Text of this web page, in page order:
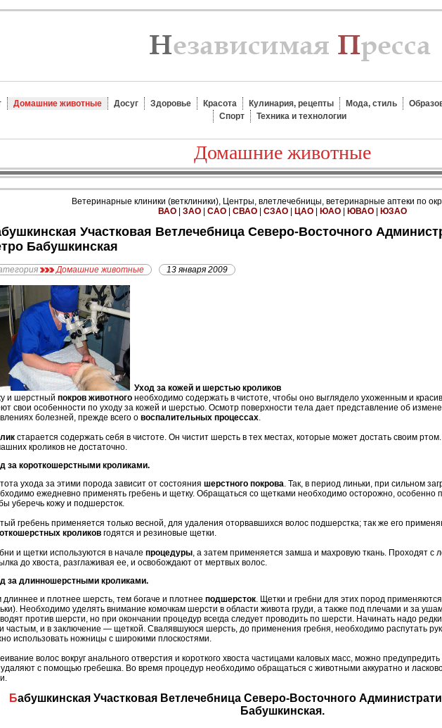
Домашние животные Досуг Здоровье Красота Кулинария, рецепты Мода, стиль
Спорт
Техника и технологии
Домашние животные
Ветеринарные клиники (ветклиники), Центры, влетлечебницы, ветеринарные аптеки по
ВАО
ЗАО САО СВАО СЗАО ЦАО ЮАО ЮВАО ЮЗАО
Бабушкинская
Домашние животные 13 января 2009
Уход за кожей и шерстью кроликов
и шерстный покров животного необходимо содержать в чистоте, чтобы оно выглядело ухоженным и
свои особенности по уходу за кожей и шерстью. Осмотр поверхности тела дает представление об
болезней, прежде всего о воспалительных процессах.
старается содержать себя в чистоте. Он чистит шерсть в тех местах, которые может достать своим
кроликов не достаточно.
за короткошерстными кроликами.
ухода за этими порода зависит от состояния шерстного покрова. Так, в период линьки, при сильном
ежедневно применять гребень и щетку. Обращаться со щетками необходимо осторожно, особенно
уберечь кожу и подшерсток.
гребень применяется только весной, для удаления оторвавшихся волос подшерстка; так же его
кроликов годятся и резиновые щетки.
и щетки используются в начале процедуры, а затем применяется замша и махровую ткань. Проходят с
до хвоста, разглаживая ее, и освобождают от мертвых волос.
за длинношерстными кроликами.
длиннее и плотнее шерсть, тем богаче и плотнее подшерсток. Щетки и гребни для этих пород
Необходимо уделять внимание комочкам шерсти в области живота груди, а также под плечами и за
против шерсти, но при окончании процедур всегда следует проводить по шерсти. Начинать надо
частым, и в заключение — щеткой. Свалявшуюся шерсть, до применения гребня, необходимо распутать
использовать ножницы с широкими плоскостями.
волос вокруг анального отверстия и короткого хвоста частицами каловых масс, можно
удаляют с помощью гребешка. Во время процедур необходимо обращаться с животными аккуратно и
Бабушкинская Участковая Ветлечебница Северо-Восточного Административного Округа, метро
Бабушкинская.